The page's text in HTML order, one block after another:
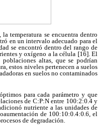
temperatura se encuentra dentro
en un intervalo adecuado para el
se encontró dentro del rango de
y oxígeno a la célula [16]. El
altas, que se podrían
estos niveles pertenecen a suelos
en suelos no contaminados
para cada parámetro y que
de C:P:N entre 100:2:0.4 y
nutriente a las unidades de
de 100:10:0.4:0.6, el
de degradación.